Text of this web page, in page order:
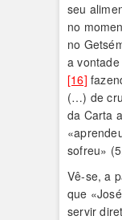
seu
no
no
a
[16]
(…) de
da Carta
sofreu»
Vê-se, a
que
servir